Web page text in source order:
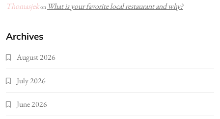
Thomasjekon What is your favorite local restaurant and why?
Archives
August 2026
July 2026
June 2026